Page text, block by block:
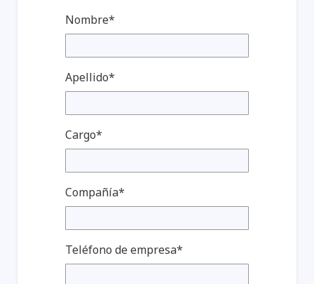
Acelera tus resultados con
Agentic AI
Nombre*
Apellido*
Cargo*
Compañía*
Teléfono de empresa*